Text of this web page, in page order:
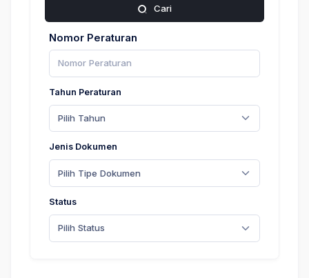
Cari
Nomor Peraturan
Tahun Peraturan
Pilih Tahun
Jenis Dokumen
Pilih Tipe Dokumen
Status
Pilih Status